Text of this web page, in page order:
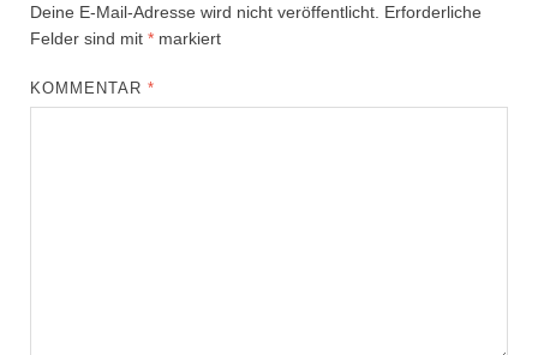
Deine E-Mail-Adresse wird nicht veröffentlicht. Erforderliche
Felder sind mit * markiert
KOMMENTAR*